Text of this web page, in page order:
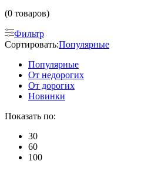
(0 товаров)
Фильтр
Сортировать:Популярные
Популярные
От недорогих
От дорогих
Новинки
Показать по:
30
60
100